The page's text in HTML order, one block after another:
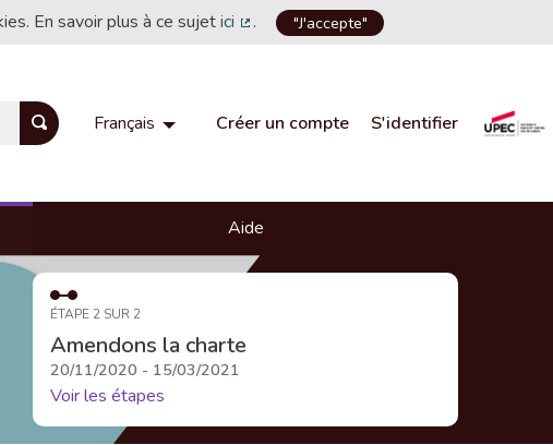
En savoir plus à ce sujetici
(Lien externe)
. "J'accepte"
Français Choisir la langueChoose language
Créer un compte S'identifier
Aide
ÉTAPE 2 SUR 2
Amendons la charte
20/11/2020 - 15/03/2021
Voir les étapes